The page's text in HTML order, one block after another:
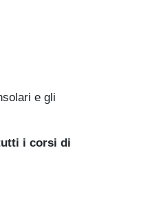
e gli
i corsi di